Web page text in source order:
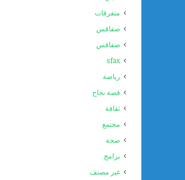
متفرقات
صفاقس
صفاقس
sfax
رياضة
قصة نجاح
ثقافة
مجتمع
صحة
برامج
غير مصنف